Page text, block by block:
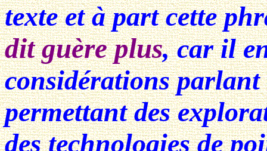
texte et à part cette
dit guère plus, car il
considérations parlant
permettant des
des technologies de